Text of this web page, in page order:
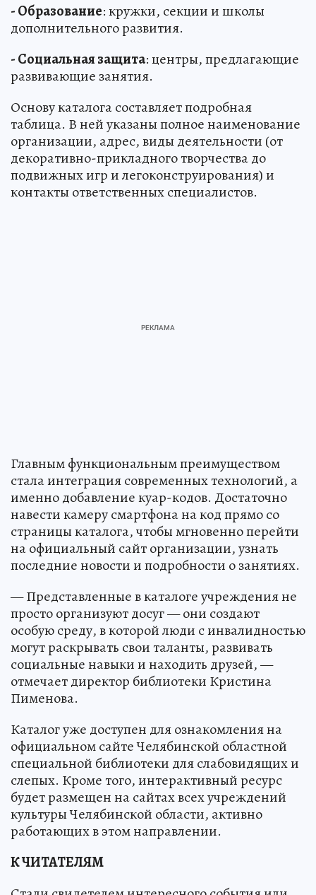
- Образование: кружки, секции и школы
дополнительного развития.
- Социальная защита: центры, предлагающие
развивающие занятия.
Основу каталога составляет подробная
таблица. В ней указаны полное наименование
организации, адрес, виды деятельности (от
декоративно-прикладного творчества до
подвижных игр и легоконструирования) и
контакты ответственных специалистов.
Главным функциональным преимуществом
стала интеграция современных технологий, а
именно добавление куар-кодов. Достаточно
навести камеру смартфона на код прямо со
страницы каталога, чтобы мгновенно перейти
на официальный сайт организации, узнать
последние новости и подробности о занятиях.
— Представленные в каталоге учреждения не
просто организуют досуг — они создают
особую среду, в которой люди с инвалидностью
могут раскрывать свои таланты, развивать
социальные навыки и находить друзей, —
отмечает директор библиотеки Кристина
Пименова.
Каталог уже доступен для ознакомления на
официальном сайте Челябинской областной
специальной библиотеки для слабовидящих и
слепых. Кроме того, интерактивный ресурс
будет размещен на сайтах всех учреждений
культуры Челябинской области, активно
работающих в этом направлении.
К ЧИТАТЕЛЯМ